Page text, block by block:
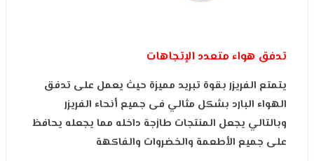
تدفق هواء متعدد الإتجاهات
يتمتع الفريزر بقوة تبريد مميزة حيث يعمل على تدفق
الهواء البارد بشكل مثالي فى جميع أنحاء الفريزر
وبالتالي يجعل المنتجات طازجة داخله مما يجعله يحافظ
على جميع الأطعمة والخضروات والفاكهة